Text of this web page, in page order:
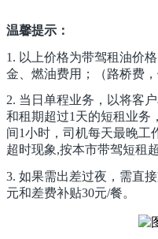
温馨提示：
1. 以上价格为带驾租油价
金、燃油费用；（路桥费
2. 当日单程业务，以将客
和租期超过1天的短租业务
间1小时，司机每天最晚工
超时现象,按本市带驾短租
3. 如果需出差过夜，需直
元和差费补贴30元/餐。